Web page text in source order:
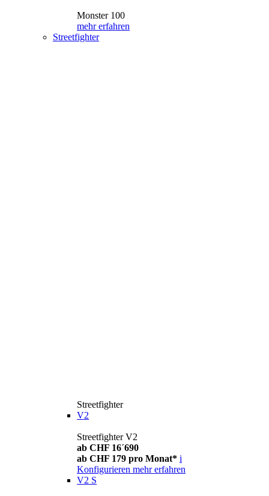
Monster 100
mehr erfahren
Streetfighter
Streetfighter
V2
Streetfighter V2
ab CHF 16´690
ab CHF 179 pro Monat* i
Konfigurieren mehr erfahren
V2 S